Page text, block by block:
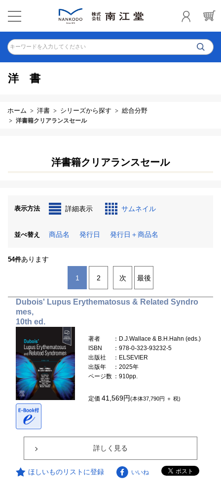
キーワードを入力してください
洋書
ホーム 洋書 シリーズから探す 総合分野
洋書籍クリアランスセール
洋書籍クリアランスセール
表示方法 詳細表示 サムネイル
並べ替え 商品名 発行日 発行日＋商品名
54件あります
1 2 次 最後
Dubois' Lupus Erythematosus & Related Syndro
mes,
10th ed.
著者
：D.J.Wallace & B.H.Hahn (eds.)
ISBN
：978-0-323-93232-5
出版社
：ELSEVIER
出版年
：2025年
ページ数 ：910pp.
定価41,569円(本体37,790円 ＋ 税)
詳しく見る
ほしいものリストに登録 いいね